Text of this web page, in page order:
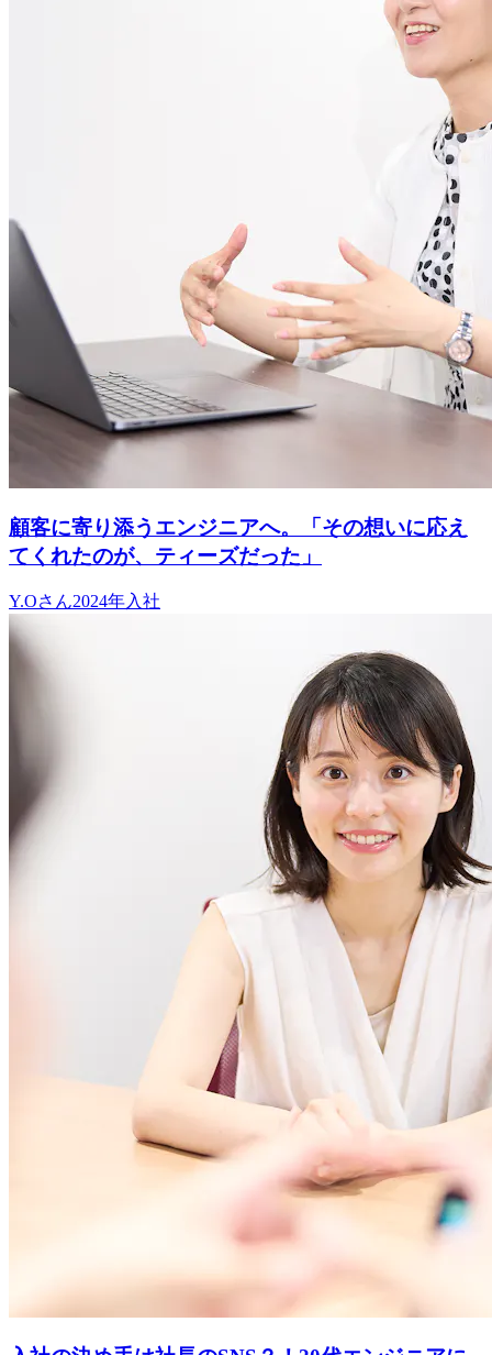
顧客に寄り添うエンジニアへ。「その想いに応え
てくれたのが、ティーズだった」
Y.Oさん2024年入社